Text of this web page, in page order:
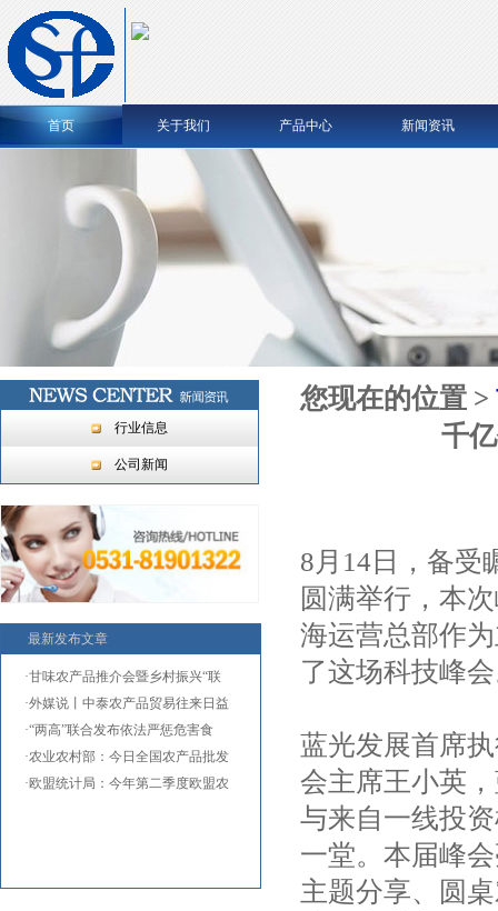
首页 关于我们 产品中心 新闻资讯
行业信息
公司新闻
最新发布文章
·甘味农产品推介会暨乡村振兴“联
·外媒说丨中泰农产品贸易往来日益
·“两高”联合发布依法严惩危害食
·农业农村部：今日全国农产品批发
·欧盟统计局：今年第二季度欧盟农
您现在的位置 >
千
8月14日，备受
圆满举行，本
海运营总部作
了这场科技峰
蓝光发展首席
会主席王小英
与来自一线投
一堂。本届峰
主题分享、圆